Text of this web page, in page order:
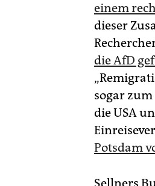
einem
dieser
die AfD
sogar
die USA
Potsdam
Sellners